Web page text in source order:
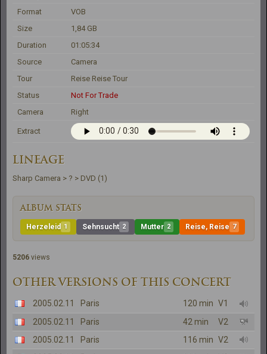
Format
VOB
Size
1,84 GB
Duration
01:05:34
Source
Camera
Tour
Reise Reise Tour
Status
Not For Trade
Camera
Right
Extract
LINEAGE
Sharp Camera > ? > DVD (1)
ALBUM STATS
Herzeleid 1 Sehnsucht 2 Mutter 2 Reise, Reise 7
5206 views
OTHER VERSIONS OF THIS CONCERT
2005.02.11 Paris 120 min V1
2005.02.11
Paris 42 min
V2
2005.02.11
Paris 116 min V2